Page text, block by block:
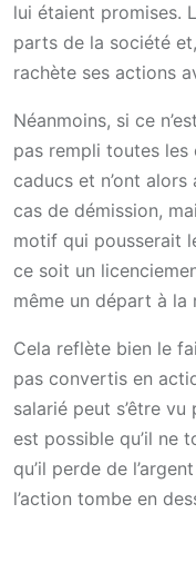
lui étaient promises.
parts de la société
rachète ses actions
Néanmoins, si ce
pas rempli toutes les
caducs et n’ont alors
cas de démission,
motif qui pousserait
ce soit un
même un départ à la
Cela reflète bien le
pas convertis en
salarié peut s’être
est possible qu’il ne
qu’il perde de
l’action tombe en